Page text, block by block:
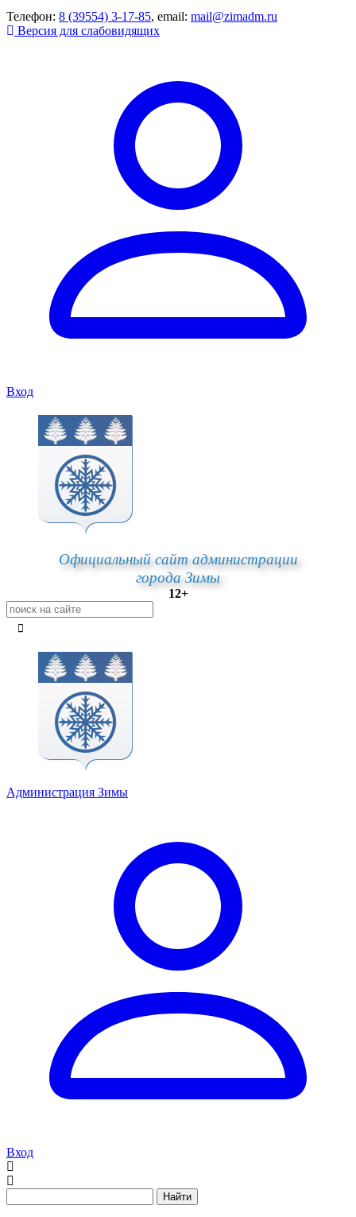
Телефон: 8 (39554) 3-17-85, email: mail@zimadm.ru
Версия для слабовидящих
Вход
Официальный сайт администрации
города Зимы
12+
Администрация Зимы
Вход
Найти